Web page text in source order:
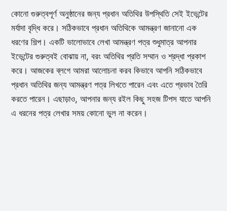
কোনো গুরুত্বপূর্ণ অনুষ্ঠানের জন্য প্রধান অতিথির উপস্থিতি সেই ইভেন্টের
মর্যাদা বৃদ্ধি করে। সঠিকভাবে প্রধান অতিথিকে আমন্ত্রণ জানানো এক
ধরণের শিল্প। একটি ভালোভাবে লেখা আমন্ত্রণ পত্র শুধুমাত্র আপনার
ইভেন্টের গুরুত্বই বোঝায় না, বরং অতিথির প্রতি সম্মান ও শ্রদ্ধা প্রকাশ
করে। আজকের ব্লগে আমরা আলোচনা করব কিভাবে আপনি সঠিকভাবে
প্রধান অতিথির জন্য আমন্ত্রণ পত্র লিখতে পারেন এবং এতে প্রভাব তৈরি
করতে পারেন। এছাড়াও, আপনার জন্য রইল কিছু সহজ টিপস যাতে আপনি
এ ধরনের পত্র লেখার সময় কোনো ভুল না করেন।